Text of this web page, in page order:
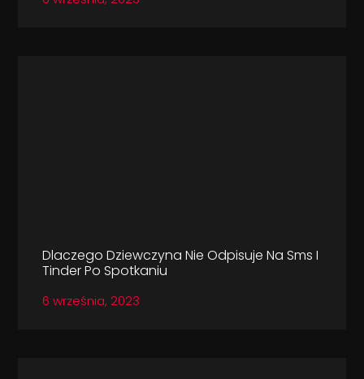
Dlaczego Dziewczyna Nie Odpisuje Na Sms I
Tinder Po Spotkaniu
6 września, 2023